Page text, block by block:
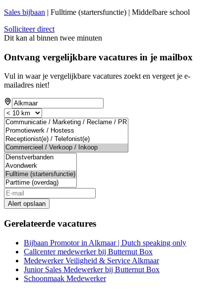
Sales bijbaan | Fulltime (startersfunctie) | Middelbare school
Solliciteer direct
Dit kan al binnen twee minuten
Ontvang vergelijkbare vacatures in je mailbox
Vul in waar je vergelijkbare vacatures zoekt en vergeet je e-
mailadres niet!
If
you
are
a
human,
ignore
this
field
Alert opslaan
Gerelateerde vacatures
Bijbaan Promotor in Alkmaar | Dutch speaking only
Callcenter medewerker bij Butternut Box
Medewerker Veiligheid & Service Alkmaar
Junior Sales Medewerker bij Butternut Box
Schoonmaak Medewerker